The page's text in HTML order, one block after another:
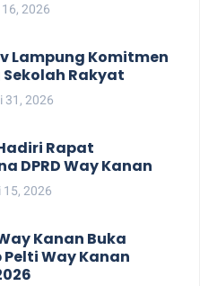
2026
Lampung Komitmen
Sekolah Rakyat
31, 2026
Rapat
DPRD Way Kanan
15, 2026
Kanan Buka
Pelti Way Kanan